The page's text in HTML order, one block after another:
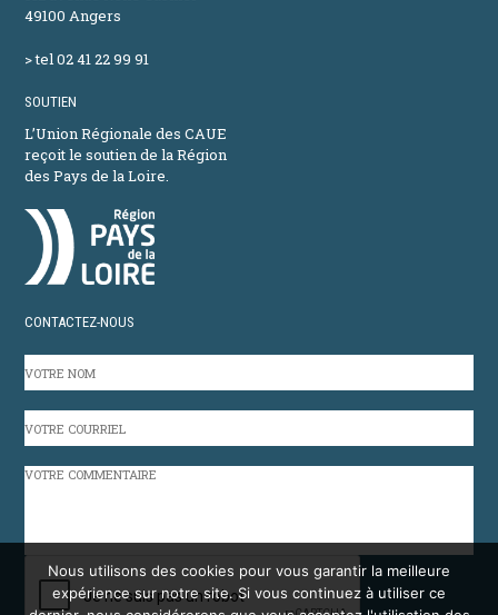
49100 Angers
> tel 02 41 22 99 91
SOUTIEN
L’Union Régionale des CAUE
reçoit le soutien de la Région
des Pays de la Loire.
CONTACTEZ-NOUS
NOM
COURRIEL
VOTRE
CAPTCHA
Nous utilisons des cookies pour vous garantir la meilleure
expérience sur notre site. Si vous continuez à utiliser ce